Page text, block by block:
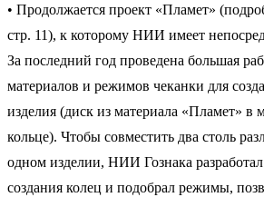
• Продолжается проект «Пламет»
стр. 11), к которому НИИ имеет
За последний год проведена большая
материалов и режимов чеканки для
изделия (диск из материала «Пламет» в
кольце). Чтобы совместить два столь
одном изделии, НИИ Гознака
создания колец и подобрал режимы,